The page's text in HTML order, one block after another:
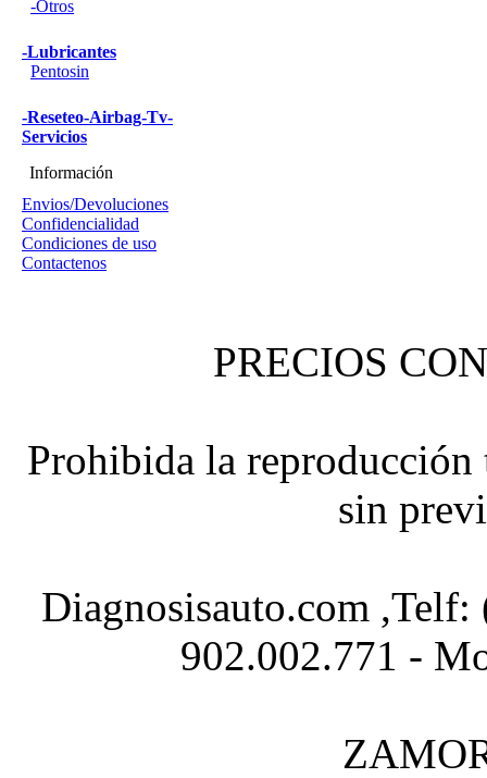
-Otros
-Lubricantes
Pentosin
-Reseteo-Airbag-Tv-
Servicios
Información
Envios/Devoluciones
Confidencialidad
Condiciones de uso
Contactenos
PRECIOS
Prohibida la
sin
Diagnosisauto.com
902.002.771 -